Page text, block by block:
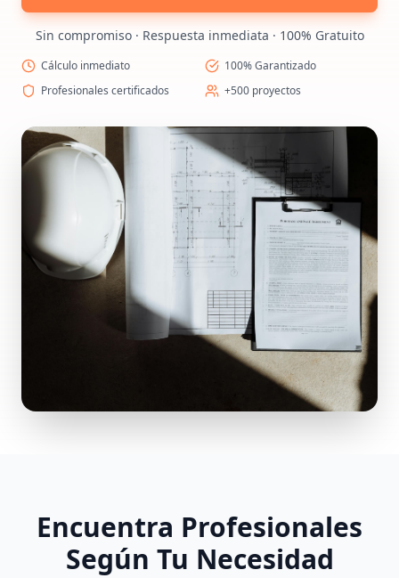
Sin compromiso · Respuesta inmediata · 100% Gratuito
Cálculo inmediato
100% Garantizado
Profesionales certificados
+500 proyectos
Encuentra Profesionales
Según Tu Necesidad